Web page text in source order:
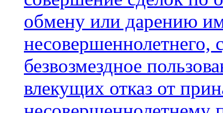
обмену или дарению
несовершеннолетнего,
безвозмездное
влекущих отказ от